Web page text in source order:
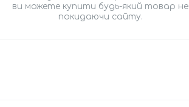
ви можете купити будь-який товар не
покидаючи сайту.